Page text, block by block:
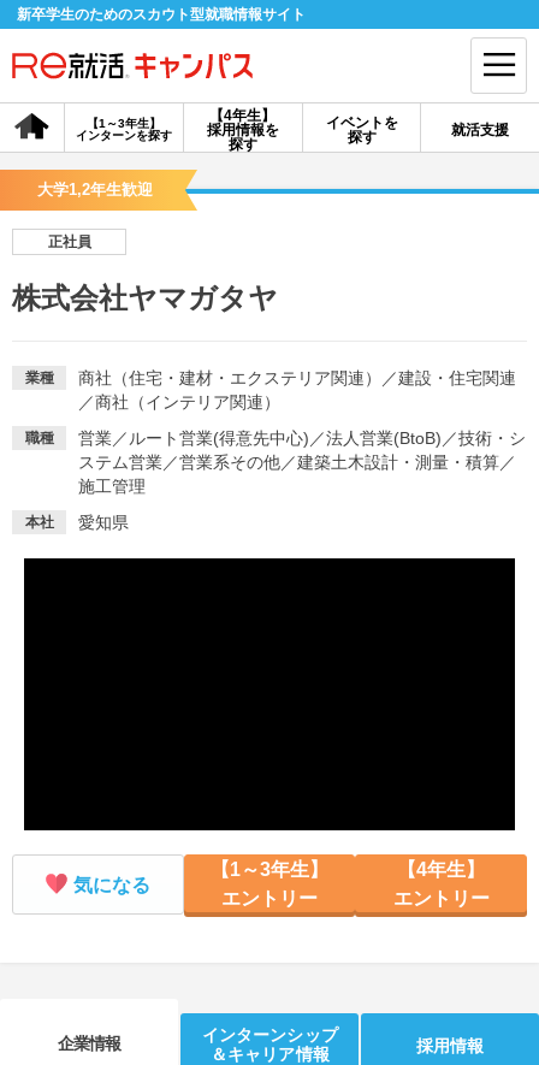
新卒学生のためのスカウト型就職情報サイト
【4年生】
採用情報を
探す
【1～3年生】
インターンを探す
イベントを
探す
就活支援
会員登録 ログイン
探す
イベントを探す スカウト お知らせ
就活ノウハウ・サポート
大学1,2年生歓迎
正社員
株式会社ヤマガタヤ
業種 商社（住宅・建材・エクステリア関連） ／建設・住宅関連
／商社（インテリア関連）
職種 営業／ ルート営業(得意先中心) ／法人営業(BtoB) ／技術・シ
ステム営業／営業系その他／建築土木設計・測量・積算／
施工管理
本社 愛知県
気になる
【1～3年生】
エントリー
【4年生】
エントリー
企業情報
インターンシップ
＆キャリア情報
採用情報